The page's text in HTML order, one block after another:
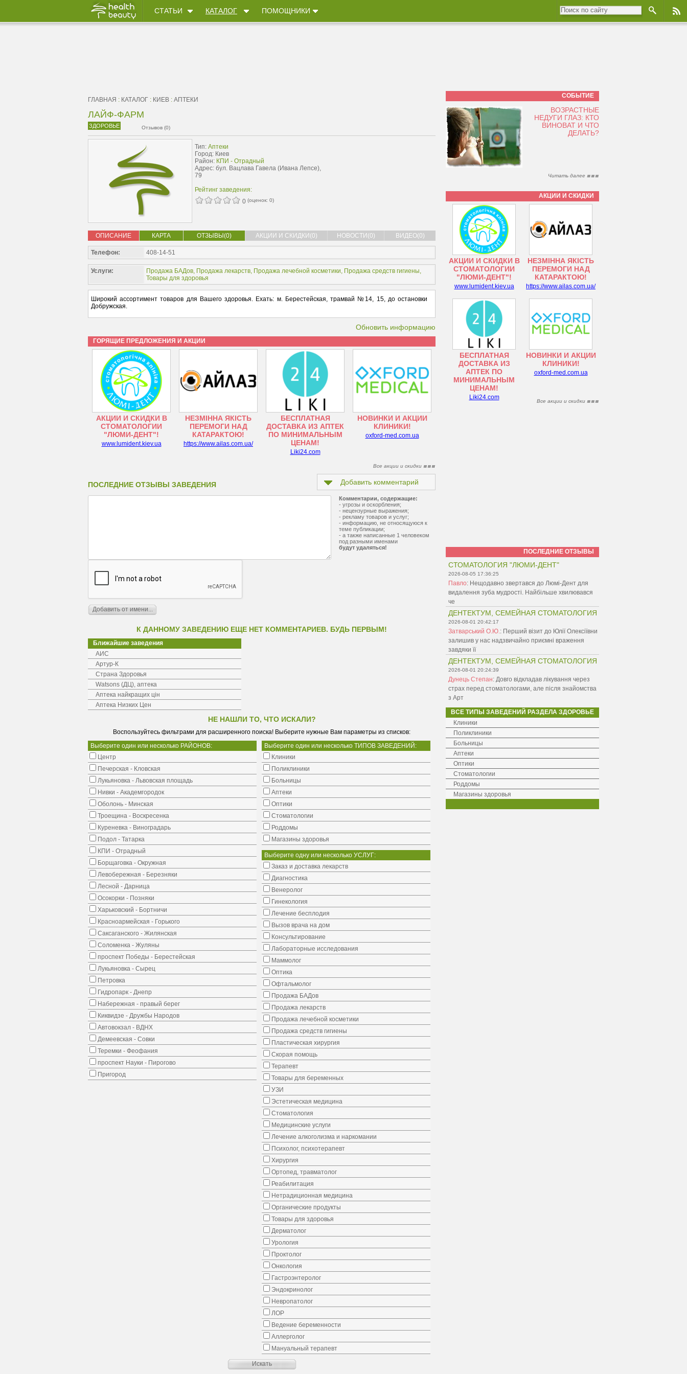
СТАТЬИ КАТАЛОГ ПОМОЩНИКИ
ГЛАВНАЯ : КАТАЛОГ : КИЕВ : АПТЕКИ
ЛАЙФ-ФАРМ
ЗДОРОВЬЕ Отзывов (0)
Тип: Аптеки
Город: Киев
Район: КПИ - Отрадный
Адрес: бул. Вацлава Гавела (Ивана Лепсе),
79
Рейтинг заведения:
0 (оценок: 0)
ОПИСАНИЕ КАРТА ОТЗЫВЫ(0) АКЦИИ И СКИДКИ(0) НОВОСТИ(0) ВИДЕО(0)
Телефон: 408-14-51
Услуги: Продажа БАДов, Продажа лекарств, Продажа лечебной косметики, Продажа средств гигиены,
Товары для здоровья
Широкий ассортимент товаров для Вашего здоровья. Ехать: м. Берестейская, трамвай №14, 15, до остановки
Добружская.
Обновить информацию
ГОРЯЩИЕ ПРЕДЛОЖЕНИЯ И АКЦИИ
АКЦИИ И СКИДКИ В
СТОМАТОЛОГИИ
"ЛЮМИ-ДЕНТ"!
www.lumident.kiev.ua
НЕЗМІННА ЯКІСТЬ
ПЕРЕМОГИ НАД
КАТАРАКТОЮ!
https://www.ailas.com.ua/
БЕСПЛАТНАЯ
ДОСТАВКА ИЗ АПТЕК
ПО МИНИМАЛЬНЫМ
ЦЕНАМ!
Liki24.com
НОВИНКИ И АКЦИИ
КЛИНИКИ!
oxford-med.com.ua
Все акции и скидки
ПОСЛЕДНИЕ ОТЗЫВЫ ЗАВЕДЕНИЯ Добавить комментарий
Комментарии, содержащие:
- угрозы и оскорбления;
- нецензурные выражения;
- рекламу товаров и услуг;
- информацию, не относящуюся к
теме публикации;
- а также написанные 1 человеком
под разными именами
будут удаляться!
К ДАННОМУ ЗАВЕДЕНИЮ ЕЩЕ НЕТ КОММЕНТАРИЕВ. БУДЬ ПЕРВЫМ!
Ближайшие заведения
АИС
Артур-К
Страна Здоровья
Watsons (ДЦ), аптека
Аптека найкращих цін
Аптека Низких Цен
НЕ НАШЛИ ТО, ЧТО ИСКАЛИ?
Воспользуйтесь фильтрами для расширенного поиска! Выберите нужные Вам параметры из списков:
Выберите один или несколько РАЙОНОВ:
Центр
Печерская - Кловская
Лукьяновка - Львовская площадь
Нивки - Академгородок
Оболонь - Минская
Троещина - Воскресенка
Куреневка - Виноградарь
Подол - Татарка
КПИ - Отрадный
Борщаговка - Окружная
Левобережная - Березняки
Лесной - Дарница
Осокорки - Позняки
Харьковский - Бортничи
Красноармейская - Горького
Саксаганского - Жилянская
Соломенка - Жуляны
проспект Победы - Берестейская
Лукьяновка - Сырец
Петровка
Гидропарк - Днепр
Набережная - правый берег
Киквидзе - Дружбы Народов
Автовокзал - ВДНХ
Демеевская - Совки
Теремки - Феофания
проспект Науки - Пирогово
Пригород
Выберите один или несколько ТИПОВ ЗАВЕДЕНИЙ:
Клиники
Поликлиники
Больницы
Аптеки
Оптики
Стоматологии
Роддомы
Магазины здоровья
Выберите одну или несколько УСЛУГ:
Заказ и доставка лекарств
Диагностика
Венеролог
Гинекология
Лечение бесплодия
Вызов врача на дом
Консультирование
Лабораторные исследования
Маммолог
Оптика
Офтальмолог
Продажа БАДов
Продажа лекарств
Продажа лечебной косметики
Продажа средств гигиены
Пластическая хирургия
Скорая помощь
Терапевт
Товары для беременных
УЗИ
Эстетическая медицина
Стоматология
Медицинские услуги
Лечение алкоголизма и наркомании
Психолог, психотерапевт
Хирургия
Ортопед, травматолог
Реабилитация
Нетрадиционная медицина
Органические продукты
Товары для здоровья
Дерматолог
Урология
Проктолог
Онкология
Гастроэнтеролог
Эндокринолог
Невропатолог
ЛОР
Ведение беременности
Аллерголог
Мануальный терапевт
СОБЫТИЕ
ВОЗРАСТНЫЕ
НЕДУГИ ГЛАЗ: КТО
ВИНОВАТ И ЧТО
ДЕЛАТЬ?
Читать далее
АКЦИИ И СКИДКИ
АКЦИИ И СКИДКИ В
СТОМАТОЛОГИИ
"ЛЮМИ-ДЕНТ"!
www.lumident.kiev.ua
НЕЗМІННА ЯКІСТЬ
ПЕРЕМОГИ НАД
КАТАРАКТОЮ!
https://www.ailas.com.ua/
БЕСПЛАТНАЯ
ДОСТАВКА ИЗ
АПТЕК ПО
МИНИМАЛЬНЫМ
ЦЕНАМ!
Liki24.com
НОВИНКИ И АКЦИИ
КЛИНИКИ!
oxford-med.com.ua
Все акции и скидки
ПОСЛЕДНИЕ ОТЗЫВЫ
СТОМАТОЛОГИЯ "ЛЮМИ-ДЕНТ"
2026-08-05 17:36:25
Павло: Нещодавно звертався до Люмі-Дент для
видалення зуба мудрості. Найбільше хвилювався
че
ДЕНТЕКТУМ, СЕМЕЙНАЯ СТОМАТОЛОГИЯ
2026-08-01 20:42:17
Затварський О.Ю.: Перший візит до Юлії Олексіївни
залишив у нас надзвичайно приємні враження
завдяки її
ДЕНТЕКТУМ, СЕМЕЙНАЯ СТОМАТОЛОГИЯ
2026-08-01 20:24:39
Дунець Степан: Довго відкладав лікування через
страх перед стоматологами, але після знайомства
з Арт
ВСЕ ТИПЫ ЗАВЕДЕНИЙ РАЗДЕЛА ЗДОРОВЬЕ
Клиники
Поликлиники
Больницы
Аптеки
Оптики
Стоматологии
Роддомы
Магазины здоровья